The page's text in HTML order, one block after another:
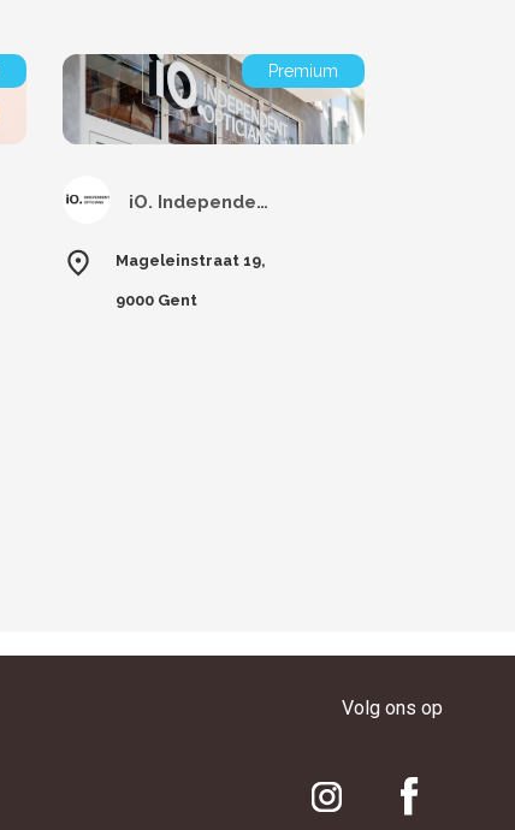
Premium
iO. Independent Opticians Gent
Mageleinstraat 19,
9000 Gent
Volg ons op